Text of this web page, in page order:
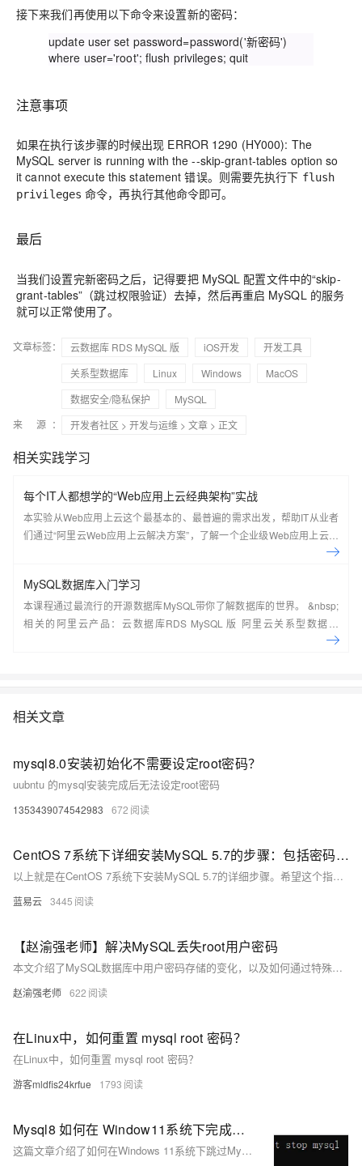
接下来我们再使用以下命令来设置新的密码：
update user set password=password('新密码')
where user='root'; flush privileges; quit
注意事项
如果在执行该步骤的时候出现 ERROR 1290 (HY000): The
MySQL server is running with the --skip-grant-tables option so
it cannot execute this statement 错误。则需要先执行下 flush
privileges 命令，再执行其他命令即可。
最后
当我们设置完新密码之后，记得要把 MySQL 配置文件中的“skip-
grant-tables”（跳过权限验证）去掉，然后再重启 MySQL 的服务
就可以正常使用了。
文章标签： 云数据库 RDS MySQL 版 iOS开发
开发工具
关系型数据库
Linux Windows
MacOS
数据安全/隐私保护
MySQL
来 源：
开发者社区 > 开发与运维 > 文章 > 正文
相关实践学习
每个IT人都想学的“Web应用上云经典架构”实战
本实验从Web应用上云这个最基本的、最普遍的需求出发，帮助IT从业者
们通过“阿里云Web应用上云解决方案”，了解一个企业级Web应用上云的
MySQL数据库入门学习
本课程通过最流行的开源数据库MySQL带你了解数据库的世界。 &nbsp;
相关的阿里云产品：云数据库RDS MySQL 版 阿里云关系型数据库
RDS（Relational Database Service）是一种稳定可靠、可弹性伸缩的在
相关文章
mysql8.0安装初始化不需要设定root密码？
uubntu 的mysql安装完成后无法设定root密码
1353439074542983 672
CentOS 7系统下详细安装MySQL 5.7的步骤：包括密码配置、字符集配置、远程连接配置
以上就是在CentOS 7系统下安装MySQL 5.7的详细步骤。希望这个指南能帮助你顺利完成安装。
蓝易云 3445
【赵渝强老师】解决MySQL丢失root用户密码
本文介绍了MySQL数据库中用户密码存储的变化，以及如何通过特殊方法重置root用户的密码。从MySQL 5.7版本开始，密码字段由“password”改为“authentication_string”。文章详细列出了重置密码的步骤，并提供了相关代码示例和视频教程。
赵渝强老师 622
在Linux中，如何重置 mysql root 密码？
在Linux中，如何重置 mysql root 密码？
游客mldfis24krfue 1793
Mysql8 如何在 Window11系统下完成跳过密钥校验、完成数据库密码的修改？
这篇文章介绍了如何在Windows 11系统下跳过MySQL 8的密钥校验，并通过命令行修改root用户的密码。